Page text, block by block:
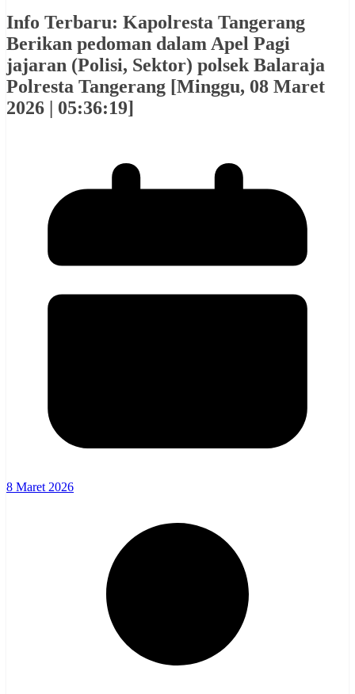
Info Terbaru: Kapolresta Tangerang
Berikan pedoman dalam Apel Pagi
jajaran (Polisi, Sektor) polsek Balaraja
Polresta Tangerang [Minggu, 08 Maret
2026 | 05:36:19]
8 Maret 2026